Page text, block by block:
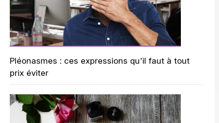
Pléonasmes : ces expressions qu'il faut à tout
prix éviter